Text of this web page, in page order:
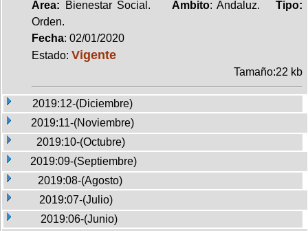
Area: Bienestar Social. Ambito: Andaluz.Tipo:
Orden.
Fecha: 02/01/2020
Estado: Vigente
Tamaño:22 kb
2019:12-(Diciembre)
2019:11-(Noviembre)
2019:10-(Octubre)
2019:09-(Septiembre)
2019:08-(Agosto)
2019:07-(Julio)
2019:06-(Junio)